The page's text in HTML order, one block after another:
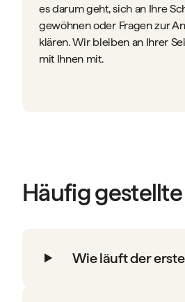
es darum geht, sich an Ihre
gewöhnen oder Fragen zur
klären. Wir bleiben an Ihrer
mit Ihnen mit.
Häufig
Wie läuft der